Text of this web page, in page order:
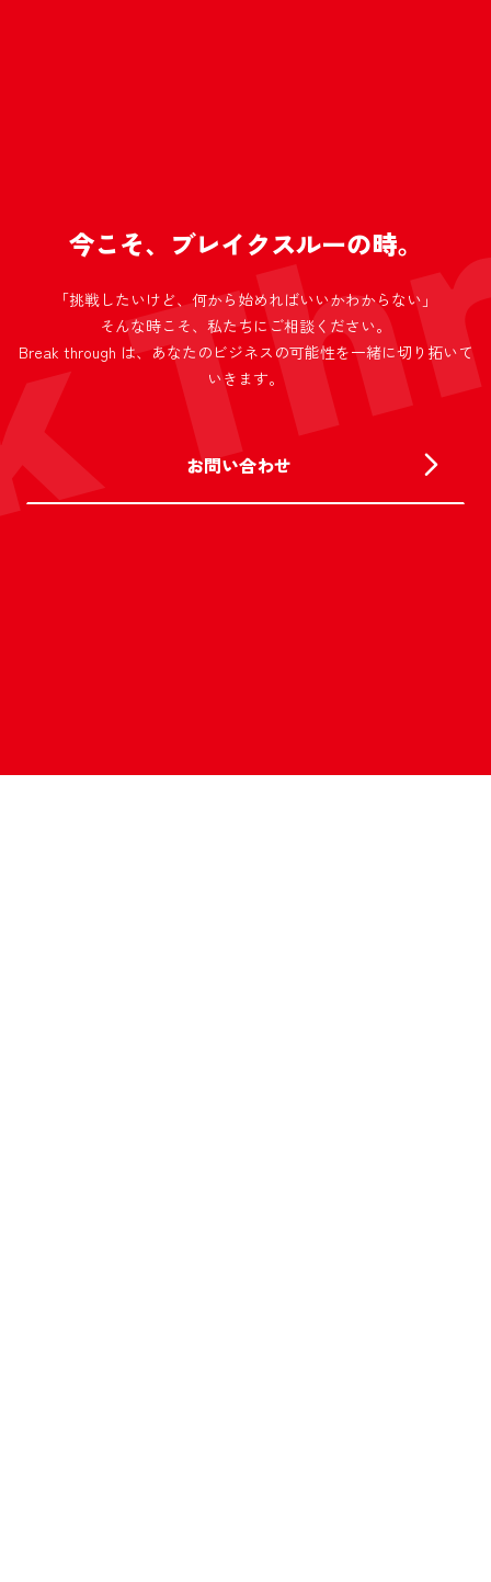
今こそ、ブレイクスルーの時。
「挑戦したいけど、何から始めればいいかわからない」
そんな時こそ、私たちにご相談ください。
Break through は、あなたのビジネスの可能性を一緒に切り拓いて
いきます。
お問い合わせ